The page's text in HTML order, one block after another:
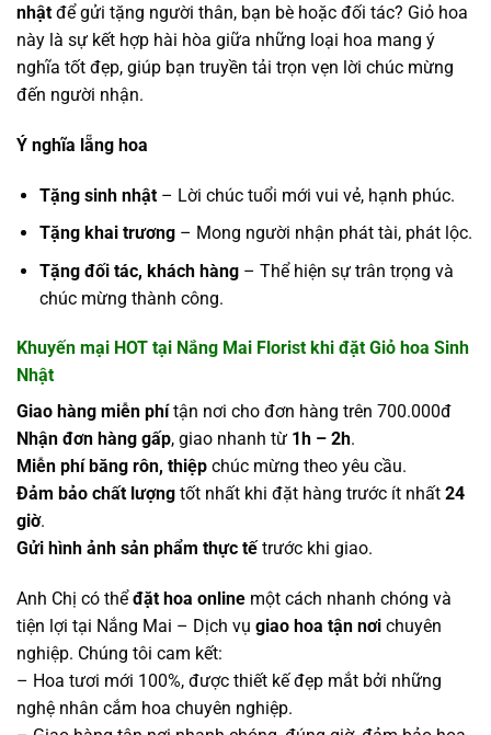
nhật để gửi tặng người thân, bạn bè hoặc đối tác? Giỏ hoa
này là sự kết hợp hài hòa giữa những loại hoa mang ý
nghĩa tốt đẹp, giúp bạn truyền tải trọn vẹn lời chúc mừng
đến người nhận.
Ý nghĩa lẵng hoa
Tặng sinh nhật– Lời chúc tuổi mới vui vẻ, hạnh phúc.
Tặng khai trương– Mong người nhận phát tài, phát lộc.
Tặng đối tác, khách hàng– Thể hiện sự trân trọng và
chúc mừng thành công.
Khuyến mại HOT tại Nắng Mai Florist khi đặt Giỏ hoa Sinh
Nhật
Giao hàng miễn phítận nơi cho đơn hàng trên 700.000đ
Nhận đơn hàng gấp, giao nhanh từ 1h – 2h.
Miễn phí băng rôn, thiệp chúc mừng theo yêu cầu.
Đảm bảo chất lượng tốt nhất khi đặt hàng trước ít nhất 24
giờ.
Gửi hình ảnh sản phẩm thực tế trước khi giao.
Anh Chị có thể đặt hoa online một cách nhanh chóng và
tiện lợi tại Nắng Mai – Dịch vụ giao hoa tận nơi chuyên
nghiệp. Chúng tôi cam kết:
– Hoa tươi mới 100%, được thiết kế đẹp mắt bởi những
nghệ nhân cắm hoa chuyên nghiệp.